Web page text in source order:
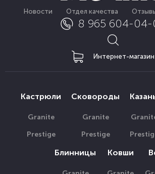
Новости Отдел качества
8 965 604-
Интернет-магазин
Кастрюли
Granite
Prestige
Сковороды
Granite
Prestige
Блинницы Ковши